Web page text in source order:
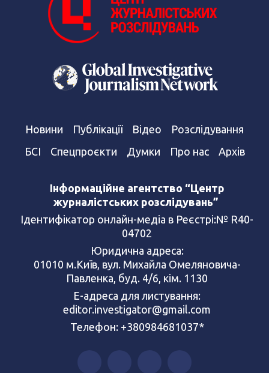
Новини Публікації Відео
Розслідування
БСІ
Спецпроєкти Думки Про нас Архів
Інформаційне агентство “Центр
журналістських розслідувань”
Ідентифікатор онлайн-медіа в Реєстрі:№ R40-
04702
Юридична адреса:
01010 м.Київ, вул. Михайла Омеляновича-
Павленка, буд. 4/6, кім. 1130
Е-адреса для листування:
editor.investigator@gmail.com
Телефон: +380984681037*